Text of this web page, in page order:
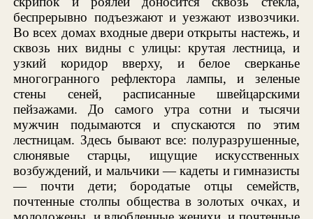
беспрерывно подъезжают и уезжают извозчики.
Во всех домах входные двери открыты настежь, и
сквозь них видны с улицы: крутая лестница, и
узкий коридор вверху, и белое сверканье
многогранного рефлектора лампы, и зеленые
стены сеней, расписанные швейцарскими
пейзажами. До самого утра сотни и тысячи
мужчин подымаются и спускаются по этим
лестницам. Здесь бывают все: полуразрушенные,
слюнявые старцы, ищущие искусственных
возбуждений, и мальчики — кадеты и гимназисты
— почти дети; бородатые отцы семейств,
почтенные столпы общества в золотых очках, и